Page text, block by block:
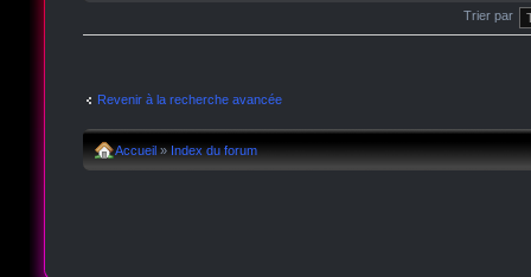
Trier par
Revenir à la recherche avancée
Accueil » Index du forum